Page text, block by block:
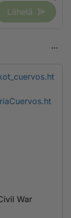
Lähetä
War